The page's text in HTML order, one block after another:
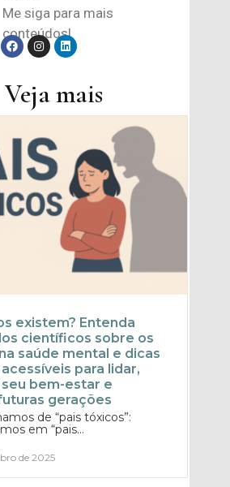
Me siga para mais
conteúdos!
Veja mais
existem? Entenda
científicos sobre os
saúde mental e dicas
para lidar,
bem-estar e
gerações
de “pais tóxicos”:
em “pais...
de 2025